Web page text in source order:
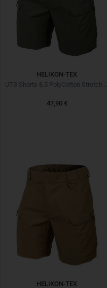
HELIKON-TEX
UTS Shorts 8.5 PolyCotton Stretch Ripstop Olive
47,90 €
HELIKON-TEX